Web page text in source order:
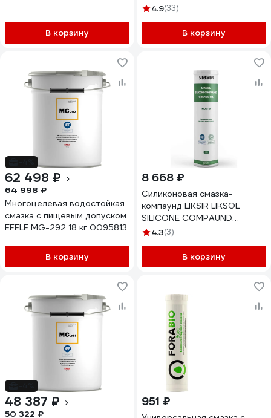
В корзину
4.9(33)
В корзину
62 498 ₽
64 998 ₽
Многоцелевая водостойкая
смазка с пищевым допуском
EFELE MG-292 18 кг 0095813
В корзину
8 668 ₽
Силиконовая смазка-
компаунд LIKSIR LIKSOL
SILICONE COMPAUND
GREASE H1 (0,4кг) 401002
4.3(3)
В корзину
48 387 ₽
50 322 ₽
951 ₽